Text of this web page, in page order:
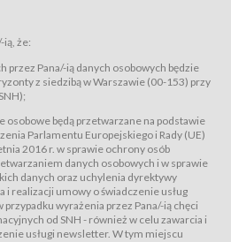
i filmowej (Akredytacje);
potwierdzające zawarcie umowy z
do wzięcia udziału w Wydarzeniu,
dla danego Wydarzenia, tj. uprawniające
w pojedynczych seansach filmowych,
przez Usługodawcę w Serwisie;
Usług przez Usługodawcę, z
mowa w ust. 2 pkt. 4 i 5 poniżej, których
odrębne regulaminy,
że:
Pana/-ią danych osobowych będzie
z siedzibą w Warszawie (00-153) przy
osobowe będą przetwarzane na podstawie
Parlamentu Europejskiego i Rady (UE)
2016 r. w sprawie ochrony osób
danych osobowych i w sprawie
danych oraz uchylenia dyrektywy
i realizacji umowy o świadczenie usług
wyrażenia przez Pana/-ią chęci
od SNH - również w celu zawarcia i
usługi newsletter. W tym miejscu